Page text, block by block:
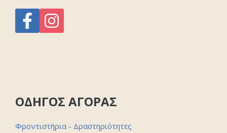
ΟΔΗΓΟΣ ΑΓΟΡΑΣ
Φροντιστήρια - Δραστηριότητες